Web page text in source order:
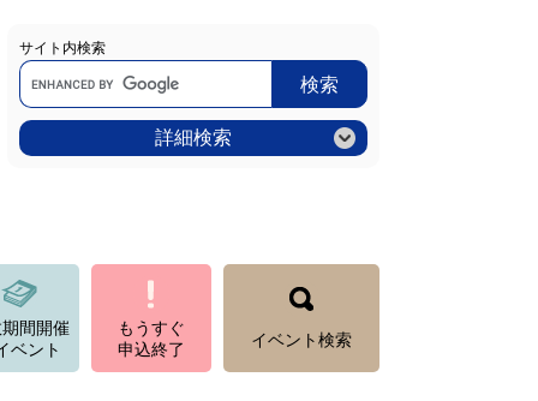
サイト内検索
Google
カ
ス
タ
ム
検
詳細検索
間開催
ベント
もうすぐ
申込終了
イベント検索